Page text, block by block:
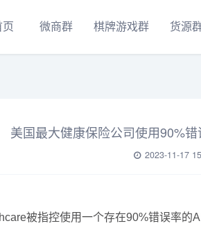
页 微商群 棋牌游戏群 货源
美国最大健康保险公司使用90%
2023-11-17
被指控使用一个存在90%错误率的